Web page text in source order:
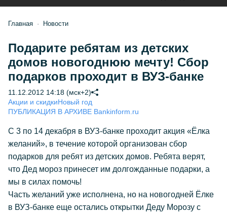
Главная Новости
Подарите ребятам из детских
домов новогоднюю мечту! Сбор
подарков проходит в ВУЗ-банке
11.12.2012 14:18 (мск+2)
Акции и скидкиНовый год
ПУБЛИКАЦИЯ В АРХИВЕ Bankinform.ru
С 3 по 14 декабря в ВУЗ-банке проходит акция «Ёлка
желаний», в течение которой организован сбор
подарков для ребят из детских домов. Ребята верят,
что Дед мороз принесет им долгожданные подарки, а
мы в силах помочь!
Часть желаний уже исполнена, но на новогодней Ёлке
в ВУЗ-банке еще остались открытки Деду Морозу с